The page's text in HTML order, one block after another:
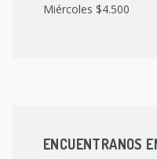
Miércoles $4.500
ENCUENTRANOS